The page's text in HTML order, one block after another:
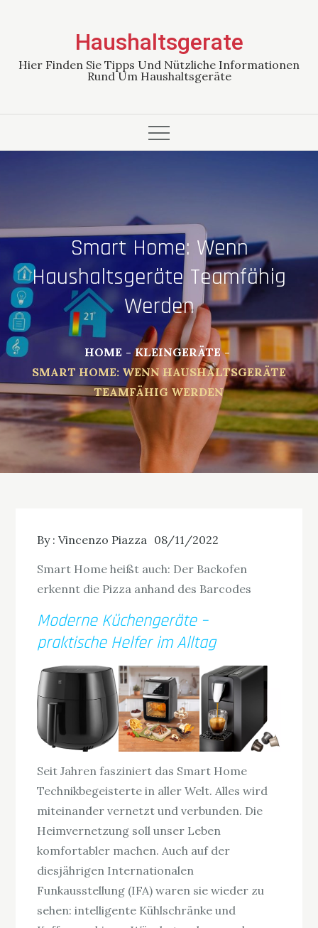
Haushaltsgerate
Hier Finden Sie Tipps Und Nützliche Informationen
Rund Um Haushaltsgeräte
Smart Home: Wenn
Haushaltsgeräte Teamfähig
Werden
HOME
KLEINGERÄTE
SMART HOME: WENN HAUSHALTSGERÄTE
TEAMFÄHIG WERDEN
By :Vincenzo Piazza 08/11/2022
Smart Home heißt auch: Der Backofen
erkennt die Pizza anhand des Barcodes
Moderne Küchengeräte –
praktische Helfer im Alltag
Seit Jahren fasziniert das Smart Home
Technikbegeisterte in aller Welt. Alles wird
miteinander vernetzt und verbunden. Die
Heimvernetzung soll unser Leben
komfortabler machen. Auch auf der
diesjährigen Internationalen
Funkausstellung (IFA) waren sie wieder zu
sehen: intelligente Kühlschränke und